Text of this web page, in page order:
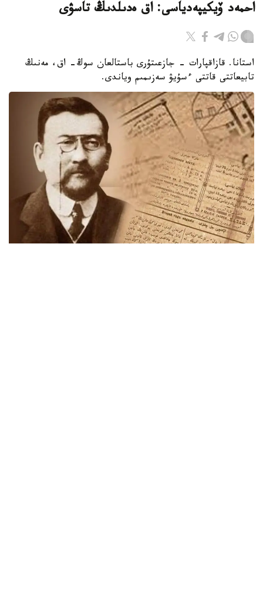
احمەد ۆيكيپەدياسى: اق ەدىلدىڭ تاسۋى
استانا. قازاقپارات - جازعىتۇرى باستالعان سوڭ- اق، مەنىڭ
تابيعاتتى قاتتى ءسۇيۋ سەزىمىم وياندى.